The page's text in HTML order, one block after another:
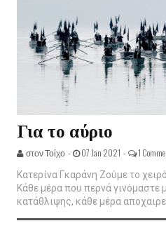
Για το αύριο
στον Τοίχο - 07 Jan 2021 - 1
Κατερίνα Γκαράνη Ζούμε το
Κάθε μέρα που περνά
κατάθλιψης, κάθε μέρα